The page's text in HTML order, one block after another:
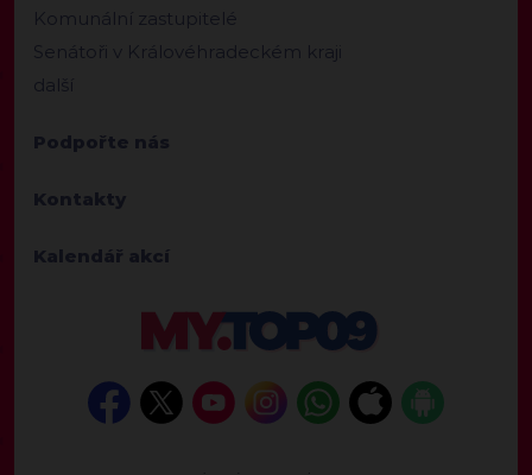
Komunální zastupitelé
Senátoři v Královéhradeckém kraji
další
Podpořte nás
Kontakty
Kalendář akcí